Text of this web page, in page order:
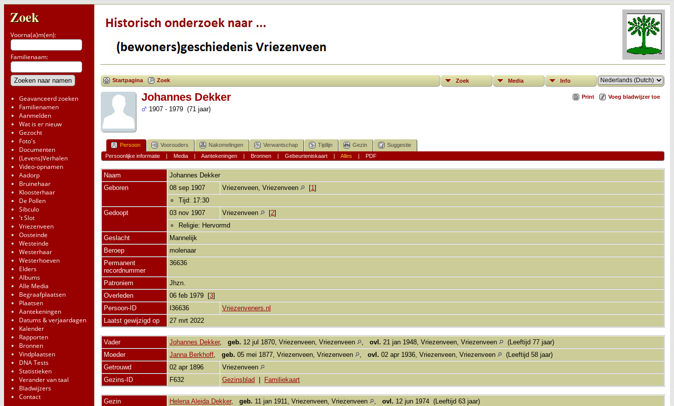
Zoek
Voorna(a)m(en):
Familienaam:
Geavanceerd zoeken
Familienamen
Aanmelden
Wat is er nieuw
Gezocht
Foto's
Documenten
(Levens)Verhalen
Video-opnamen
Aadorp
Bruinehaar
Kloosterhaar
De Pollen
Sibculo
't Slot
Vriezenveen
Oosteinde
Westeinde
Westerhaar
Westerhoeven
Elders
Albums
Alle Media
Begraafplaatsen
Plaatsen
Aantekeningen
Datums & verjaardagen
Kalender
Rapporten
Bronnen
Vindplaatsen
DNA Tests
Statistieken
Verander van taal
Bladwijzers
Contact
Startpagina Zoek Zoek Media Info
Print Voeg bladwijzer toe
Johannes Dekker
1907 - 1979 (71 jaar)
Persoon Voorouders Nakomelingen Verwantschap Tijdlijn Gezin
Suggestie
Persoonlijke informatie| Media| Aantekeningen| Bronnen| Gebeurteniskaart| Alles | PDF
Naam Johannes Dekker
Geboren
08 sep 1907 Vriezenveen, Vriezenveen [1]
Tijd: 17:30
Gedoopt
03 nov 1907 Vriezenveen [2]
Religie: Hervormd
Geslacht
Mannelijk
Beroep
molenaar
Permanent
recordnummer
36636
Patroniem
Jhzn.
Overleden
06 feb 1979 [3]
Persoon-ID
I36636
Vriezenveners.nl
Laatst gewijzigd op
27 mrt 2022
Vader Johannes Dekker, geb. 12 jul 1870, Vriezenveen, Vriezenveen , ovl. 21 jan 1948, Vriezenveen, Vriezenveen
(Leeftijd 77 jaar)
Moeder
Janna Berkhoff, geb. 05 mei 1877, Vriezenveen, Vriezenveen , ovl. 02 apr 1936, Vriezenveen, Vriezenveen
(Leeftijd 58 jaar)
Getrouwd
02 apr 1896
Vriezenveen
Gezins-ID
F632 Gezinsblad Familiekaart
Gezin Helena Aleida Dekker, geb. 11 jan 1911, Vriezenveen, Vriezenveen , ovl. 12 jun 1974 (Leeftijd 63 jaar)